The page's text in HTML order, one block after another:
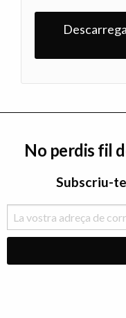
No perdis fil
Subscriu-